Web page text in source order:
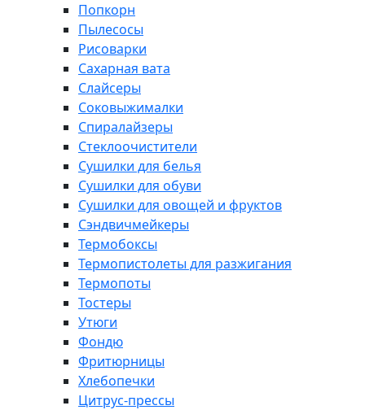
Попкорн
Пылесосы
Рисоварки
Сахарная вата
Слайсеры
Соковыжималки
Спиралайзеры
Стеклоочистители
Сушилки для белья
Сушилки для обуви
Сушилки для овощей и фруктов
Сэндвичмейкеры
Термобоксы
Термопистолеты для разжигания
Термопоты
Тостеры
Утюги
Фондю
Фритюрницы
Хлебопечки
Цитрус-прессы